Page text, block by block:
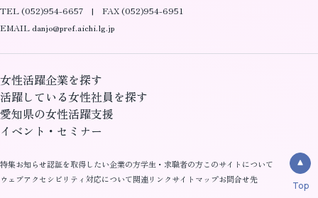
TEL (052)954-6657 | FAX (052)954-6951
EMAIL danjo@pref.aichi.lg.jp
女性活躍企業を探す
活躍している女性社員を探す
愛知県の女性活躍支援
イベント・セミナー
特集お知らせ認証を取得したい企業の方学生・求職者の方このサイトについて
ウェブアクセシビリティ対応について関連リンクサイトマップお問合せ先
Top